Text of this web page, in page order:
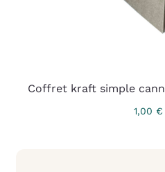
Coffret kraft simple
1,00 €